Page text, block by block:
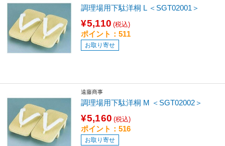
調理場用下駄洋桐 L ＜SGT02001＞
¥5,110 (税込)
ポイント：511
お取り寄せ
遠藤商事
調理場用下駄洋桐 M ＜SGT02002＞
¥5,160 (税込)
ポイント：516
お取り寄せ